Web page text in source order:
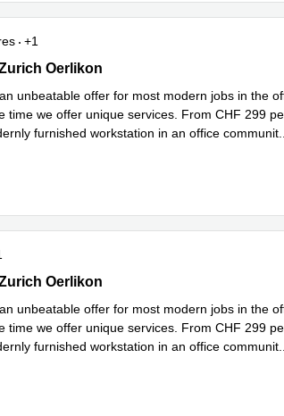
+1
Zurich Oerlikon
Oerlikon
unbeatable offer for most modern jobs in the
time we offer unique services. From CHF 299
furnished workstation in an office communit
Zurich Oerlikon
Oerlikon
unbeatable offer for most modern jobs in the
time we offer unique services. From CHF 299
furnished workstation in an office communit